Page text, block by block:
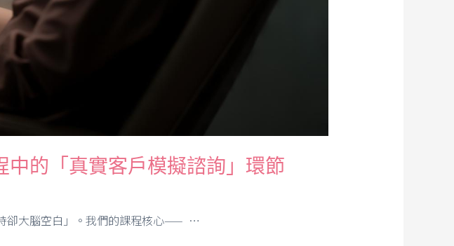
的「真實客戶模擬諮詢」環節
卻大腦空白」。我們的課程核心—— …